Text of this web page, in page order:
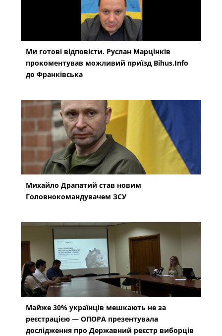
Ми готові відповісти. Руслан Марцінків
прокоментував можливий приїзд Bihus.Info
до Франківська
Михайло Драпатий став новим
Головнокомандувачем ЗСУ
Майже 30% українців мешкають не за
реєстрацією — ОПОРА презентувала
дослідження про Державний реєстр виборців